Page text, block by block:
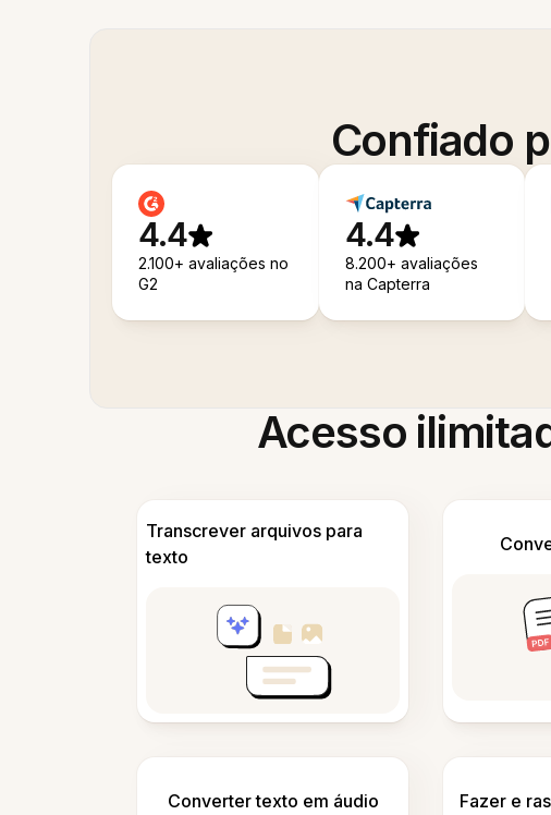
Confiado
4.4
2.100+ avaliações no
G2
4.4
8.200+ avaliações
na Capterra
Acesso
Transcrever arquivos para
texto
Converter texto em áudio Fazer e